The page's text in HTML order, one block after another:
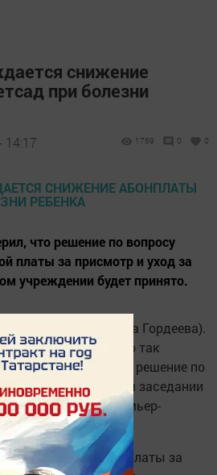
снижение
при болезни
14:17 1769 0 0
что решение по вопросу
платы за присмотр и уход за
учреждении будет принято.
информ», Надежда Гордеева).
вопроса о так
плате в детсадах, решение по
этом заявил на 36-м заседании
РТ V созыва Премьер-
Песошин.
родительской платы за